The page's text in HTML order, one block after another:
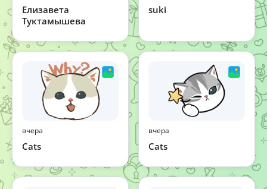
Елизавета
Туктамышева
suki
вчера
Cats
вчера
Cats